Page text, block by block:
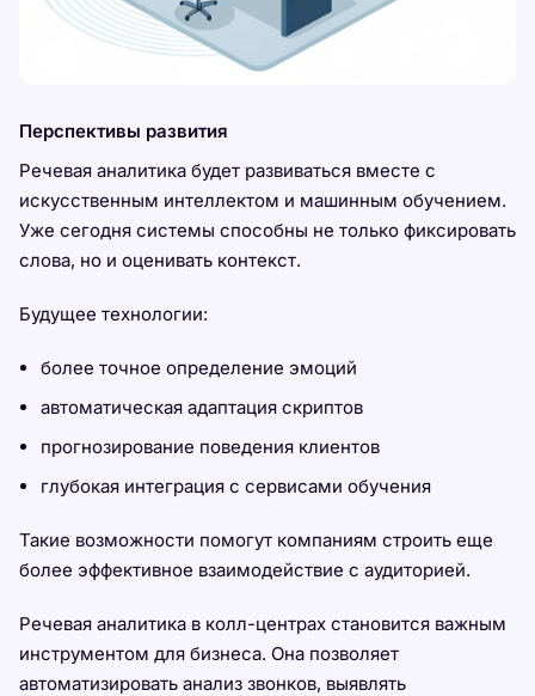
Перспективы развития
Речевая аналитика будет развиваться вместе с
искусственным интеллектом и машинным обучением.
Уже сегодня системы способны не только фиксировать
слова, но и оценивать контекст.
Будущее технологии:
более точное определение эмоций
автоматическая адаптация скриптов
прогнозирование поведения клиентов
глубокая интеграция с сервисами обучения
Такие возможности помогут компаниям строить еще
более эффективное взаимодействие с аудиторией.
Речевая аналитика в колл-центрах становится важным
инструментом для бизнеса. Она позволяет
автоматизировать анализ звонков, выявлять